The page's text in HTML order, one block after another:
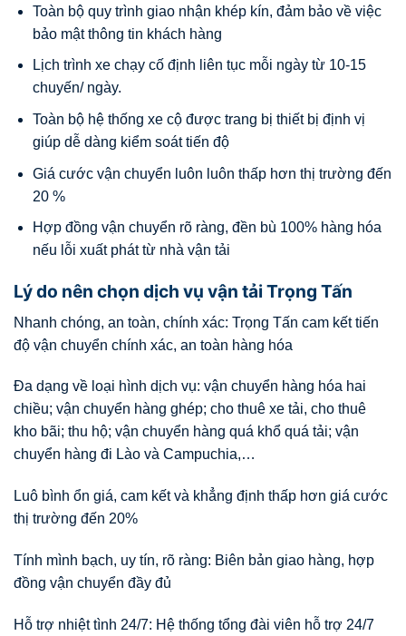
Toàn bộ quy trình giao nhận khép kín, đảm bảo về việc
bảo mật thông tin khách hàng
Lịch trình xe chạy cố định liên tục mỗi ngày từ 10-15
chuyến/ ngày.
Toàn bộ hệ thống xe cộ được trang bị thiết bị định vị
giúp dễ dàng kiểm soát tiến độ
Giá cước vận chuyển luôn luôn thấp hơn thị trường đến
20 %
Hợp đồng vận chuyển rõ ràng, đền bù 100% hàng hóa
nếu lỗi xuất phát từ nhà vận tải
Lý do nên chọn dịch vụ vận tải Trọng Tấn
Nhanh chóng, an toàn, chính xác: Trọng Tấn cam kết tiến
độ vận chuyển chính xác, an toàn hàng hóa
Đa dạng về loại hình dịch vụ: vận chuyển hàng hóa hai
chiều; vận chuyển hàng ghép; cho thuê xe tải, cho thuê
kho bãi; thu hộ; vận chuyển hàng quá khổ quá tải; vận
chuyển hàng đi Lào và Campuchia,…
Luô bình ổn giá, cam kết và khẳng định thấp hơn giá cước
thị trường đến 20%
Tính mình bạch, uy tín, rõ ràng: Biên bản giao hàng, hợp
đồng vận chuyển đầy đủ
Hỗ trợ nhiệt tình 24/7: Hệ thống tổng đài viên hỗ trợ 24/7